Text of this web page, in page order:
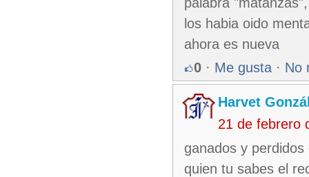
los habia oido
ahora es nueva
0 · Me gusta · No
Harvet
21 de febrero
ganados y
quien tu sabes el